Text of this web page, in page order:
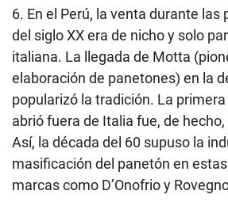
6. En el Perú, la venta durante las
del siglo XX era de nicho y solo
italiana. La llegada de Motta
elaboración de panetones) en la
popularizó la tradición. La
abrió fuera de Italia fue, de
Así, la década del 60 supuso la
masificación del panetón en
marcas como D’Onofrio y